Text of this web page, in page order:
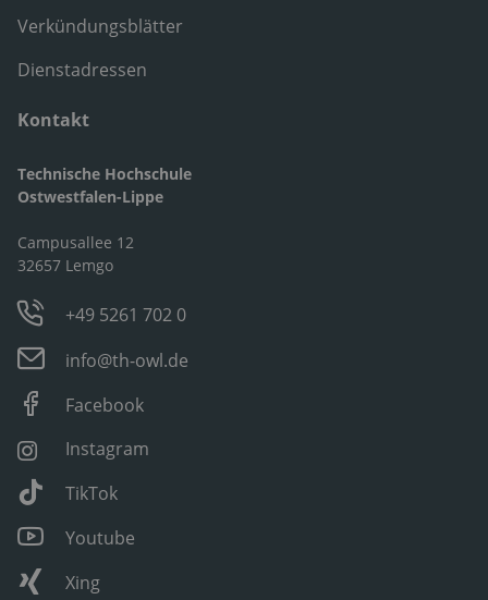
Verkündungsblätter
Dienstadressen
Kontakt
Technische Hochschule
Ostwestfalen-Lippe
Campusallee 12
32657 Lemgo
+49 5261 702 0
info@th-owl.de
Facebook
Instagram
TikTok
Youtube
Xing